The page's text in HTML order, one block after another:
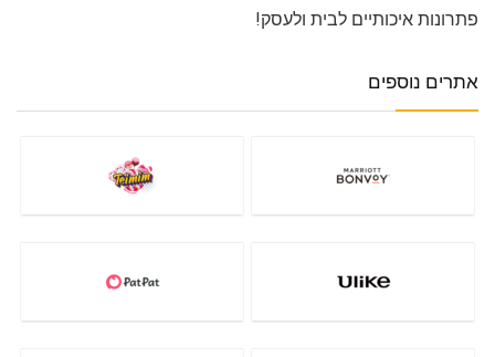
פתרונות איכותיים לבית ולעסק!
אתרים נוספים